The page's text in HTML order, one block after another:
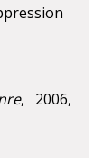
, 2006,